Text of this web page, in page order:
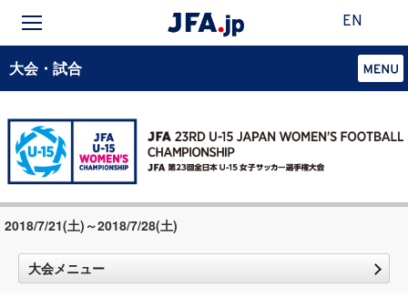
EN
大会・試合
2018/7/21(土)～2018/7/28(土)
大会メニュー